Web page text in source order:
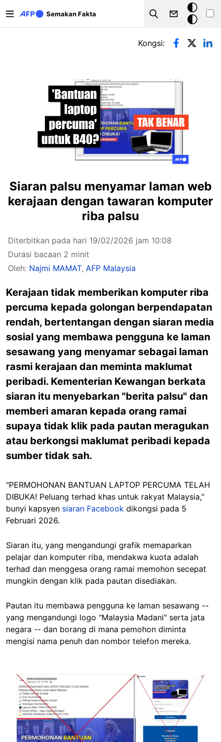
Semakan Fakta
Search
Mod
gelap
Tab-tab utama
Kongsi:
Siaran palsu menyamar laman web
kerajaan dengan tawaran komputer
riba palsu
Diterbitkan pada hari 19/02/2026 jam 10:08
Durasi bacaan 2 minit
Oleh: Najmi MAMAT, AFP Malaysia
Kerajaan tidak memberikan komputer riba
percuma kepada golongan berpendapatan
rendah, bertentangan dengan siaran media
sosial yang membawa pengguna ke laman
sesawang yang menyamar sebagai laman
rasmi kerajaan dan meminta maklumat
peribadi. Kementerian Kewangan berkata
siaran itu menyebarkan "berita palsu" dan
memberi amaran kepada orang ramai
supaya tidak klik pada pautan meragukan
atau berkongsi maklumat peribadi kepada
sumber tidak sah.
"PERMOHONAN BANTUAN LAPTOP PERCUMA TELAH
DIBUKA! Peluang terhad khas untuk rakyat Malaysia,"
bunyi kapsyen siaran Facebook dikongsi pada 5
Februari 2026.
Siaran itu, yang mengandungi grafik memaparkan
pelajar dan komputer riba, mendakwa kuota adalah
terhad dan menggesa orang ramai memohon secepat
mungkin dengan klik pada pautan disediakan.
Pautan itu membawa pengguna ke laman sesawang --
yang mengandungi logo "Malaysia Madani" serta jata
negara -- dan borang di mana pemohon diminta
mengisi nama penuh dan nombor telefon mereka.
Image